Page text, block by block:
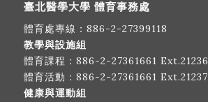
臺北醫學大學 體育事務處
體育處專線： 886-2-27399118
教學與設施組
體育課程： 886-2-27361661 Ext.21236
體育活動： 886-2-27361661 Ext.21237
健康與運動組